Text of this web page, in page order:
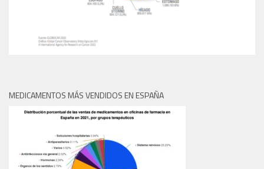
MEDICAMENTOS MÁS VENDIDOS EN ESPAÑA